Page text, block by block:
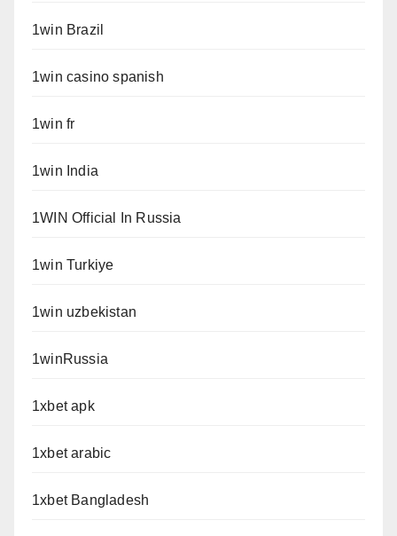
1win Brazil
1win casino spanish
1win fr
1win India
1WIN Official In Russia
1win Turkiye
1win uzbekistan
1winRussia
1xbet apk
1xbet arabic
1xbet Bangladesh